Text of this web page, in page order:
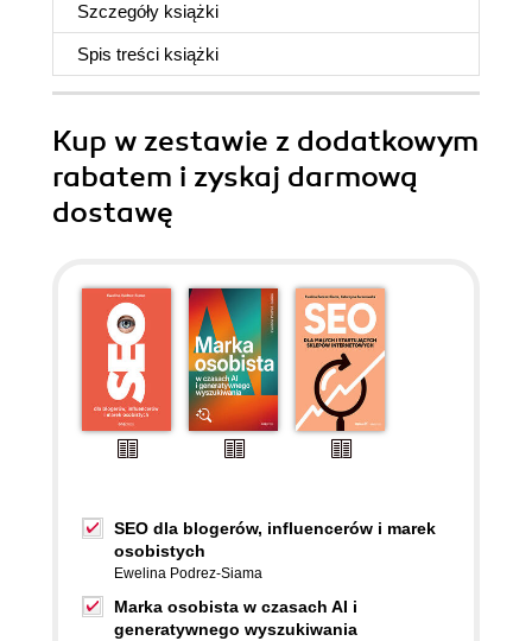
Szczegóły książki
Spis treści książki
Kup w zestawie z dodatkowym
rabatem i zyskaj darmową
dostawę
SEO dla blogerów, influencerów i marek
osobistych
Ewelina Podrez-Siama
Marka osobista w czasach AI i
generatywnego wyszukiwania